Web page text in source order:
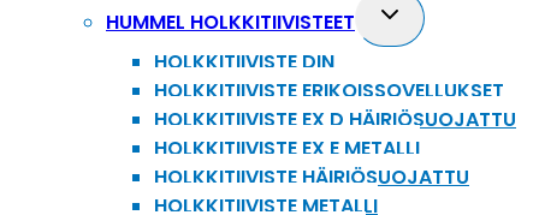
HUMMEL HOLKKITIIVISTEET
Toggle
child
HOLKKITIIVISTE DIN
HOLKKITIIVISTE ERIKOISSOVELLUKSET
HOLKKITIIVISTE EX D HÄIRIÖSUOJATTU
HOLKKITIIVISTE EX E METALLI
HOLKKITIIVISTE HÄIRIÖSUOJATTU
HOLKKITIIVISTE METALLI